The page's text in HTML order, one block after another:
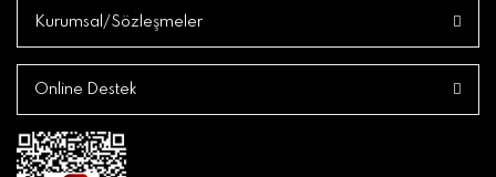
Kurumsal/Sözleşmeler
Online Destek